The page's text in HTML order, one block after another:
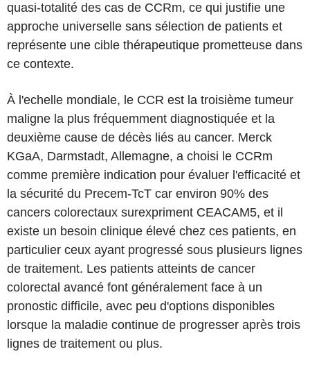
quasi-totalité des cas de CCRm, ce qui justifie une
approche universelle sans sélection de patients et
représente une cible thérapeutique prometteuse dans
ce contexte.
À l'echelle mondiale, le CCR est la troisième tumeur
maligne la plus fréquemment diagnostiquée et la
deuxième cause de décès liés au cancer. Merck
KGaA, Darmstadt, Allemagne, a choisi le CCRm
comme première indication pour évaluer l'efficacité et
la sécurité du Precem-TcT car environ 90% des
cancers colorectaux surexpriment CEACAM5, et il
existe un besoin clinique élevé chez ces patients, en
particulier ceux ayant progressé sous plusieurs lignes
de traitement. Les patients atteints de cancer
colorectal avancé font généralement face à un
pronostic difficile, avec peu d'options disponibles
lorsque la maladie continue de progresser après trois
lignes de traitement ou plus.